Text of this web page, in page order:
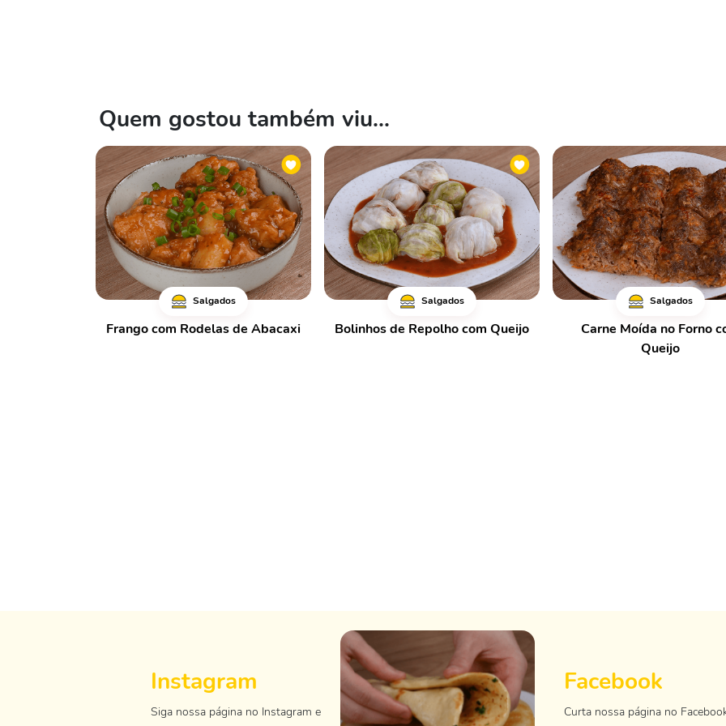
Quem gostou também viu...
Salgados
Frango com Rodelas de Abacaxi
Salgados
Bolinhos de Repolho com Queijo
Salgados
Carne Moída no Forno
Queijo
Instagram
Siga nossa página no Instagram e
Facebook
Curta nossa página no